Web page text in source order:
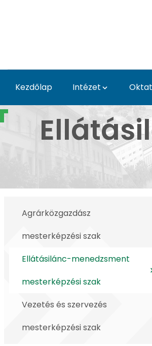
Kezdőlap Intézet
Ellátásilánc-
Agrárközgazdász
mesterképzési szak
Ellátásilánc-menedzsment
mesterképzési szak
Vezetés és szervezés
mesterképzési szak